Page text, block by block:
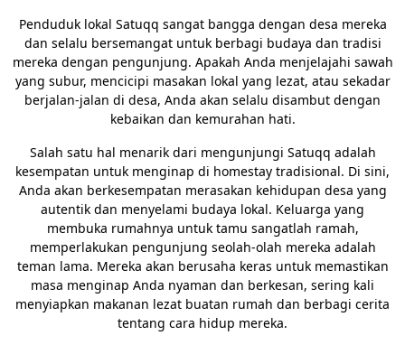
Penduduk lokal Satuqq sangat bangga dengan desa mereka
dan selalu bersemangat untuk berbagi budaya dan tradisi
mereka dengan pengunjung. Apakah Anda menjelajahi sawah
yang subur, mencicipi masakan lokal yang lezat, atau sekadar
berjalan-jalan di desa, Anda akan selalu disambut dengan
kebaikan dan kemurahan hati.
Salah satu hal menarik dari mengunjungi Satuqq adalah
kesempatan untuk menginap di homestay tradisional. Di sini,
Anda akan berkesempatan merasakan kehidupan desa yang
autentik dan menyelami budaya lokal. Keluarga yang
membuka rumahnya untuk tamu sangatlah ramah,
memperlakukan pengunjung seolah-olah mereka adalah
teman lama. Mereka akan berusaha keras untuk memastikan
masa menginap Anda nyaman dan berkesan, sering kali
menyiapkan makanan lezat buatan rumah dan berbagi cerita
tentang cara hidup mereka.